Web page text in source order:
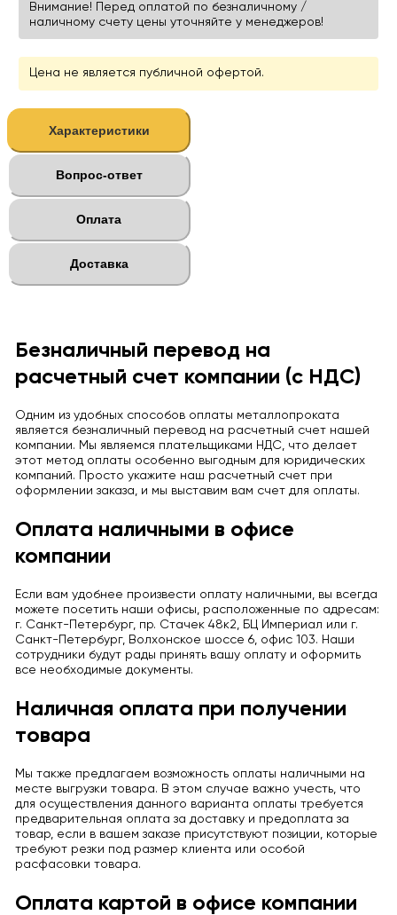
Внимание! Перед оплатой по безналичному /
наличному счету цены уточняйте у менеджеров!
Цена не является публичной офертой.
Характеристики
Вопрос-ответ
Оплата
Доставка
Безналичный перевод на
расчетный счет компании (с НДС)
Одним из удобных способов оплаты металлопроката
является безналичный перевод на расчетный счет нашей
компании. Мы являемся плательщиками НДС, что делает
этот метод оплаты особенно выгодным для юридических
компаний. Просто укажите наш расчетный счет при
оформлении заказа, и мы выставим вам счет для оплаты.
Оплата наличными в офисе
компании
Если вам удобнее произвести оплату наличными, вы всегда
можете посетить наши офисы, расположенные по адресам:
г. Санкт-Петербург, пр. Стачек 48к2, БЦ Империал или г.
Санкт-Петербург, Волхонское шоссе 6, офис 103. Наши
сотрудники будут рады принять вашу оплату и оформить
все необходимые документы.
Наличная оплата при получении
товара
Мы также предлагаем возможность оплаты наличными на
месте выгрузки товара. В этом случае важно учесть, что
для осуществления данного варианта оплаты требуется
предварительная оплата за доставку и предоплата за
товар, если в вашем заказе присутствуют позиции, которые
требуют резки под размер клиента или особой
расфасовки товара.
Оплата картой в офисе компании